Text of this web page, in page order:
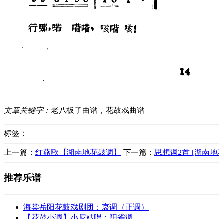
文章关键字： 老八板子曲谱，花鼓戏曲谱
标签：
上一篇： 红燕歌【湖南地花鼓调】 下一篇： 思想调2首 [湖南
推荐乐谱
海棠岳阳花鼓戏剧团：哀调（正调）